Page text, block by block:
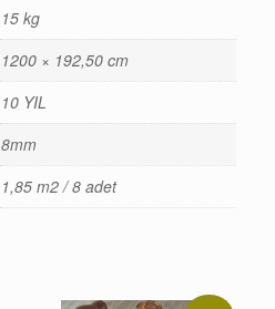
15 kg
1200 × 192,50 cm
10 YIL
8mm
1,85 m2 / 8 adet